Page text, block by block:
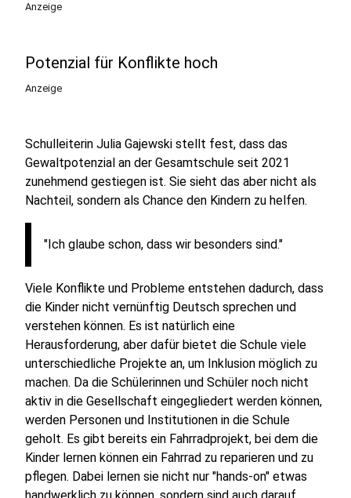
Anzeige
Potenzial für Konflikte hoch
Anzeige
Schulleiterin Julia Gajewski stellt fest, dass das
Gewaltpotenzial an der Gesamtschule seit 2021
zunehmend gestiegen ist. Sie sieht das aber nicht als
Nachteil, sondern als Chance den Kindern zu helfen.
"Ich glaube schon, dass wir besonders sind."
Viele Konflikte und Probleme entstehen dadurch, dass
die Kinder nicht vernünftig Deutsch sprechen und
verstehen können. Es ist natürlich eine
Herausforderung, aber dafür bietet die Schule viele
unterschiedliche Projekte an, um Inklusion möglich zu
machen. Da die Schülerinnen und Schüler noch nicht
aktiv in die Gesellschaft eingegliedert werden können,
werden Personen und Institutionen in die Schule
geholt. Es gibt bereits ein Fahrradprojekt, bei dem die
Kinder lernen können ein Fahrrad zu reparieren und zu
pflegen. Dabei lernen sie nicht nur "hands-on" etwas